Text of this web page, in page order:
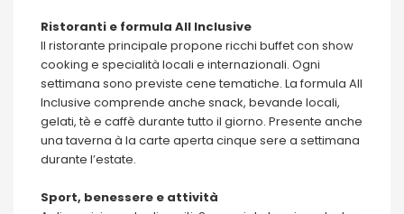
Ristoranti e formula All Inclusive
Il ristorante principale propone ricchi buffet con show
cooking e specialità locali e internazionali. Ogni
settimana sono previste cene tematiche. La formula All
Inclusive comprende anche snack, bevande locali,
gelati, tè e caffè durante tutto il giorno. Presente anche
una taverna à la carte aperta cinque sere a settimana
durante l’estate.
Sport, benessere e attività